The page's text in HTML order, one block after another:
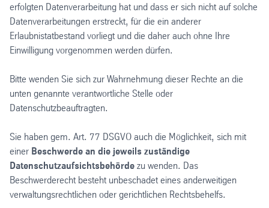
erfolgten Datenverarbeitung hat und dass er sich nicht auf solche
Datenverarbeitungen erstreckt, für die ein anderer
Erlaubnistatbestand vorliegt und die daher auch ohne Ihre
Einwilligung vorgenommen werden dürfen.
Bitte wenden Sie sich zur Wahrnehmung dieser Rechte an die
unten genannte verantwortliche Stelle oder
Datenschutzbeauftragten.
Sie haben gem. Art. 77 DSGVO auch die Möglichkeit, sich mit
einer Beschwerde an die jeweils zuständige
Datenschutzaufsichtsbehörde zu wenden. Das
Beschwerderecht besteht unbeschadet eines anderweitigen
verwaltungsrechtlichen oder gerichtlichen Rechtsbehelfs.